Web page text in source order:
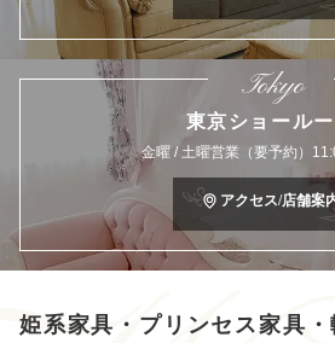
Tokyo
東京ショール
金曜 / 土曜営業（要予約）
アクセス/店舗案
姫系家具・プリンセス家具